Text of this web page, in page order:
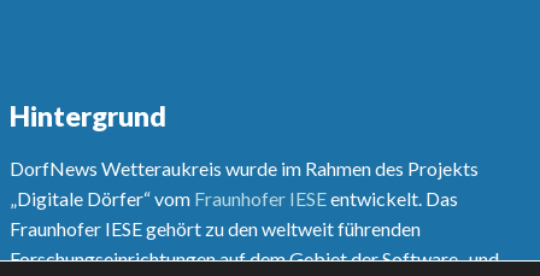
Hintergrund
DorfNews Wetteraukreis wurde im Rahmen des Projekts
„Digitale Dörfer“ vom Fraunhofer IESEentwickelt. Das
Fraunhofer IESE gehört zu den weltweit führenden
Forschungseinrichtungen auf dem Gebiet der Software- und